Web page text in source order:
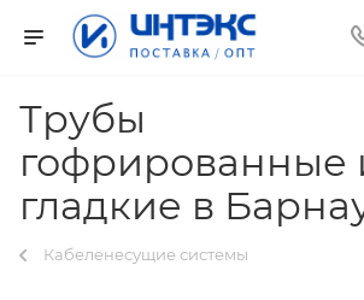
Трубы
гофрированные
гладкие в
Кабеленесущие системы